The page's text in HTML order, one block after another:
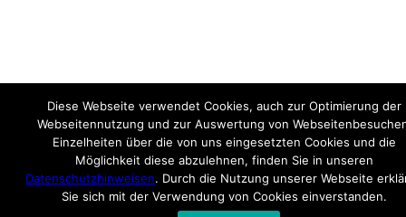
Diese Webseite verwendet Cookies, auch zur Optimierung der
Webseitennutzung und zur Auswertung von
Einzelheiten über die von uns eingesetzten Cookies und die
Möglichkeit diese abzulehnen, finden Sie in unseren
Datenschutzhinweisen. Durch die Nutzung unserer Webseite
Sie sich mit der Verwendung von Cookies einverstanden.